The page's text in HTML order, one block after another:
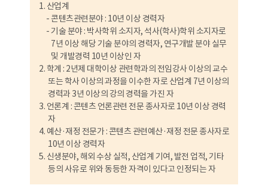
1. 산업계
- 콘텐츠관련분야 : 10년 이상 경력자
- 기술 분야 : 박사학위 소지자, 석사(학사)학위 소지자로
7년 이상 해당 기술 분야의 경력자, 연구개발 분야 실무
및 개발경력 10년 이상인 자
2. 학계 : 2년제 대학이상 관련학과의 전임강사 이상의 교수
또는 학사 이상의 과정을 이수한 자로 산업계 7년 이상의
경력과 3년 이상의 강의 경력을 가진 자
3. 언론계 : 콘텐츠 언론관련 전문 종사자로 10년 이상 경력
자
4. 예산·재정 전문가 : 콘텐츠 관련예산·재정 전문 종사자로
10년 이상 경력자
5. 신생분야, 해외 수상 실적, 산업계 기여, 발전 업적, 기타
등의 사유로 위와 동등한 자격이 있다고 인정되는 자